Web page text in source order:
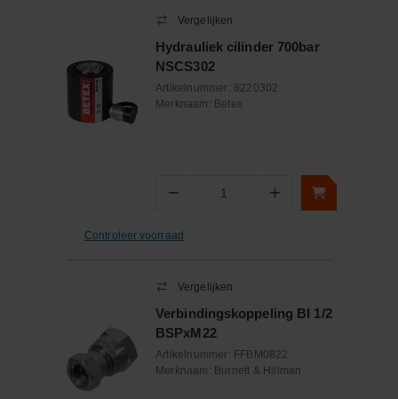
Vergelijken
Hydrauliek cilinder 700bar
NSCS302
Artikelnummer: 8220302
Merknaam: Betex
− Aantal +
Controleer voorraad
Vergelijken
Verbindingskoppeling BI 1/2
BSPxM22
Artikelnummer: FFBM0822
Merknaam: Burnett & Hillman